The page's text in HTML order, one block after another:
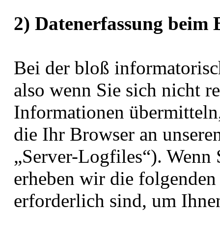
2) Datenerfassung beim
Bei der bloß
also wenn Sie sich nicht
Informationen
die Ihr Browser an
„Server-Logfiles“). Wenn
erheben wir die
erforderlich sind, um